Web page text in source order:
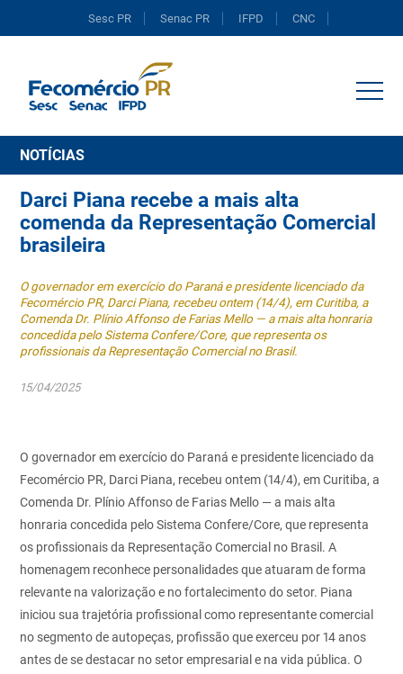
Sesc PR Senac PR IFPD CNC
NOTÍCIAS
Darci Piana recebe a mais alta
comenda da Representação Comercial
brasileira
O governador em exercício do Paraná e presidente licenciado da
Fecomércio PR, Darci Piana, recebeu ontem (14/4), em Curitiba, a
Comenda Dr. Plínio Affonso de Farias Mello — a mais alta honraria
concedida pelo Sistema Confere/Core, que representa os
profissionais da Representação Comercial no Brasil.
15/04/2025
O governador em exercício do Paraná e presidente licenciado da
Fecomércio PR, Darci Piana, recebeu ontem (14/4), em Curitiba, a
Comenda Dr. Plínio Affonso de Farias Mello — a mais alta
honraria concedida pelo Sistema Confere/Core, que representa
os profissionais da Representação Comercial no Brasil. A
homenagem reconhece personalidades que atuaram de forma
relevante na valorização e no fortalecimento do setor. Piana
iniciou sua trajetória profissional como representante comercial
no segmento de autopeças, profissão que exerceu por 14 anos
antes de se destacar no setor empresarial e na vida pública. O